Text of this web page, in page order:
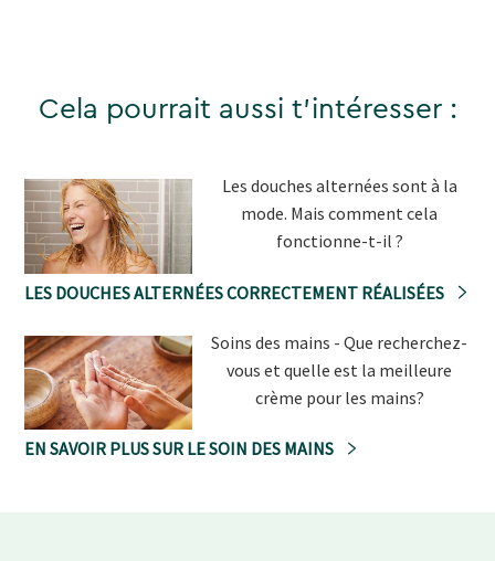
Cela pourrait aussi t'intéresser :
Les douches alternées sont à la
mode. Mais comment cela
fonctionne-t-il ?
LES DOUCHES ALTERNÉES CORRECTEMENT RÉALISÉES
Soins des mains - Que recherchez-
vous et quelle est la meilleure
crème pour les mains?
EN SAVOIR PLUS SUR LE SOIN DES MAINS